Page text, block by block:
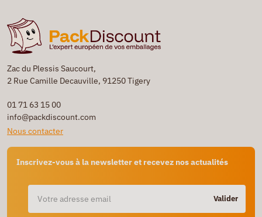
Zac du Plessis Saucourt,
2 Rue Camille Decauville, 91250 Tigery
01 71 63 15 00
info@packdiscount.com
Nous contacter
Inscrivez-vous à la newsletter et recevez nos actualités
Valider